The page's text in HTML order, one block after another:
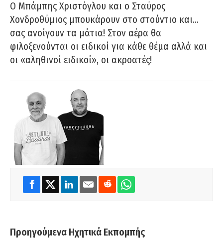
O Μπάμπης Χριστόγλου και ο Σταύρος
Χονδροθύμιος μπουκάρουν στο στούντιο και…
σας ανοίγουν τα μάτια! Στον αέρα θα
φιλοξενούνται οι ειδικοί για κάθε θέμα αλλά και
οι «αληθινοί ειδικοί», οι ακροατές!
Προηγούμενα Ηχητικά Εκπομπής